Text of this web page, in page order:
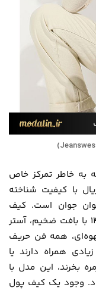
به خاطر تمرکز خاص
با کیفیت شناخته
جوان است. کیف
دوشی زنانه جین وست در فصل بهار 1405 با بافت ضخیم، آستر
همه فن حریف
همراه دارند یا
بخرند، این مدل با
وجود یک کیف پول